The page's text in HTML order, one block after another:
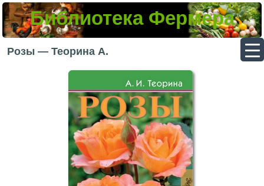
Библиотека Фермера
Розы — Теорина А.